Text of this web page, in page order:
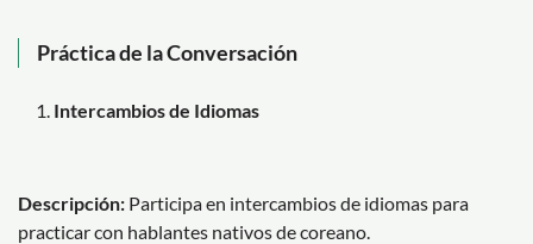
Práctica de la Conversación
Intercambios de Idiomas
Descripción: Participa en intercambios de idiomas para
practicar con hablantes nativos de coreano.